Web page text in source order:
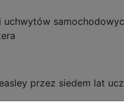
uchwytów
przez siedem lat